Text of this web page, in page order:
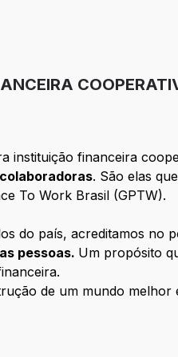
instituição financeira
. São elas
To Work Brasil (GPTW).
do país, acreditamos no
pessoas. Um propósito
de um mundo